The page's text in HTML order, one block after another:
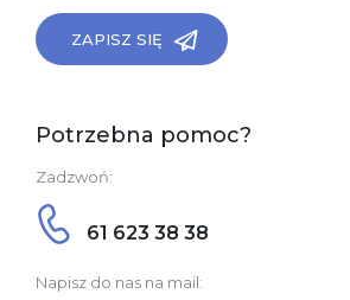
ZAPISZ SIĘ
Potrzebna pomoc?
Zadzwoń:
61 623 38 38
Napisz do nas na mail: